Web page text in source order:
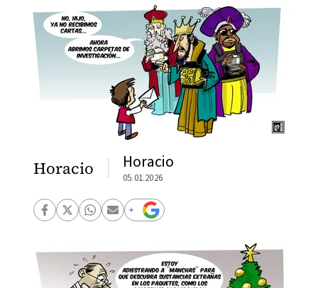
Horacio Horacio
05.01.2026